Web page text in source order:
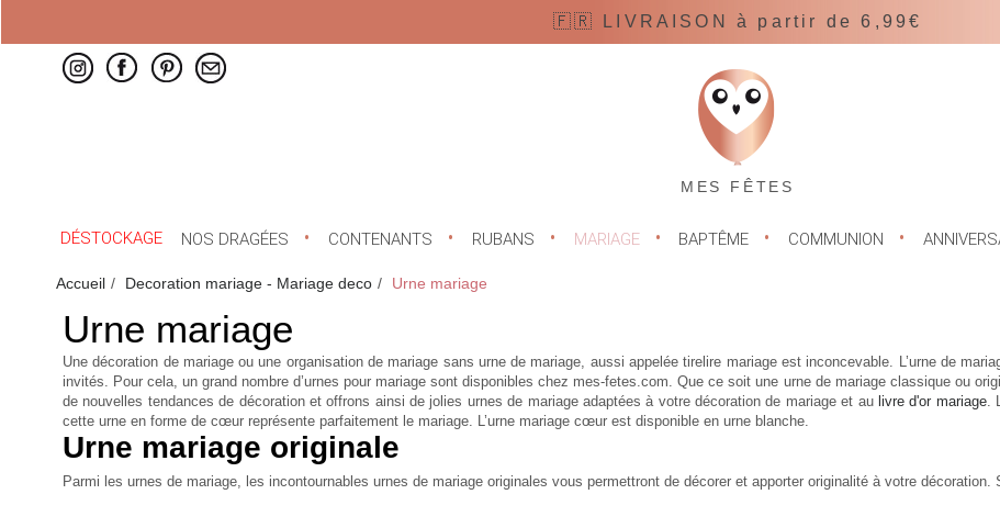
🇫🇷 LIVRAISON à partir de 6,99€
MES FÊTES
DÉSTOCKAGE NOS DRAGÉES CONTENANTS RUBANS MARIAGE BAPTÊME COMMUNION
Accueil Decoration mariage - Mariage deco Urne mariage
Urne mariage
Une décoration de mariage ou une organisation de mariage sans urne de mariage, aussi appeléetirelire mariageest inconcevable. L’urne de
invités. Pour cela, un grand nombre d’urnes pour mariage sont disponibles chez mes-fetes.com. Que ce soit une urne de mariage classique ou
de nouvelles tendances de décoration et offrons ainsi de jolies urnes de mariage adaptées à votre décoration de mariage et au livre d'or mariage.
cette urne en forme de cœur représente parfaitement le mariage. L’urne mariage cœur est disponible en urne blanche.
Urne mariage originale
Parmi les urnes de mariage, les incontournables urnes de mariage originales vous permettront de décorer et apporter originalité à votre décoration.